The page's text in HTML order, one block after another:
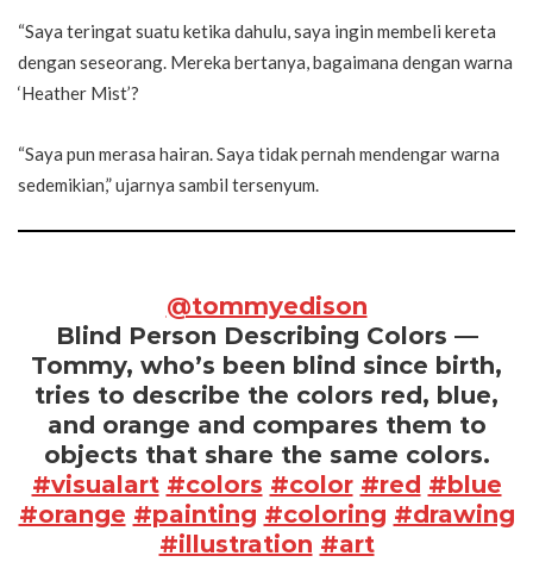
“Saya teringat suatu ketika dahulu, saya ingin membeli kereta
dengan seseorang. Mereka bertanya, bagaimana dengan warna
‘Heather Mist’?
“Saya pun merasa hairan. Saya tidak pernah mendengar warna
sedemikian,” ujarnya sambil tersenyum.
@tommyedison
Blind Person Describing Colors —
Tommy, who’s been blind since birth,
tries to describe the colors red, blue,
and orange and compares them to
objects that share the same colors.
#visualart #colors #color #red #blue
#orange #painting #coloring #drawing
#illustration #art